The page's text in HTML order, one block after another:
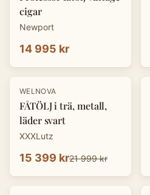
cigar
Newport
14 995 kr
-30 %
WELNOVA
FÅTÖLJ i trä, metall,
läder svart
XXXLutz
15 399 kr21 999 kr